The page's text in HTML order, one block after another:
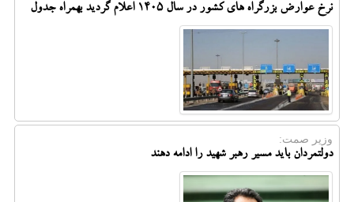
نرخ عوارض بزرگراه های کشور در سال ۱۴۰۵ اعلام گردید بهمراه جدول
وزیر صمت:
دولتمردان باید مسیر رهبر شهید را ادامه دهند